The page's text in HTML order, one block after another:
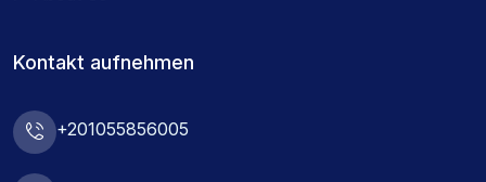
Kontakt aufnehmen
+201055856005